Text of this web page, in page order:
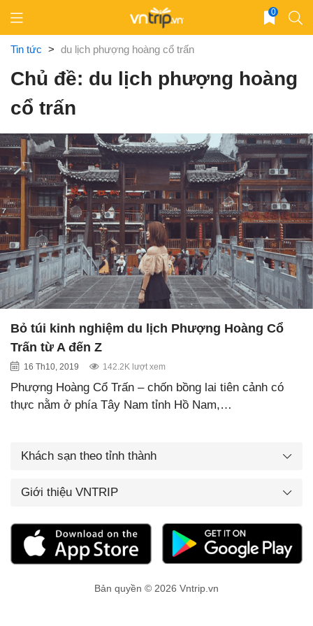
content
0
Tin tức > du lịch phượng hoàng cổ trấn
Chủ đề: du lịch phượng hoàng
cổ trấn
Bỏ túi kinh nghiệm du lịch Phượng Hoàng Cổ
Trấn từ A đến Z
16 Th10, 2019 142.2K lượt xem
Phượng Hoàng Cổ Trấn – chốn bồng lai tiên cảnh có
thực nằm ở phía Tây Nam tỉnh Hồ Nam,…
Khách sạn theo tỉnh thành
Giới thiệu VNTRIP
Bản quyền © 2026 Vntrip.vn